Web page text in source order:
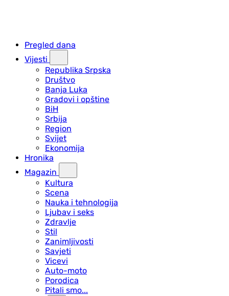
Pregled dana
Vijesti
Republika Srpska
Društvo
Banja Luka
Gradovi i opštine
BiH
Srbija
Region
Svijet
Ekonomija
Hronika
Magazin
Kultura
Scena
Nauka i tehnologija
Ljubav i seks
Zdravlje
Stil
Zanimljivosti
Savjeti
Vicevi
Auto-moto
Porodica
Pitali smo...